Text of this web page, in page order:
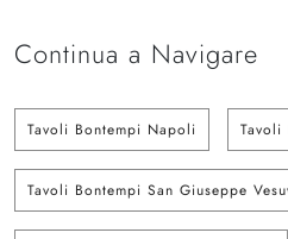
Continua a Navigare
Tavoli Bontempi Napoli Tavoli
Tavoli Bontempi San Giuseppe